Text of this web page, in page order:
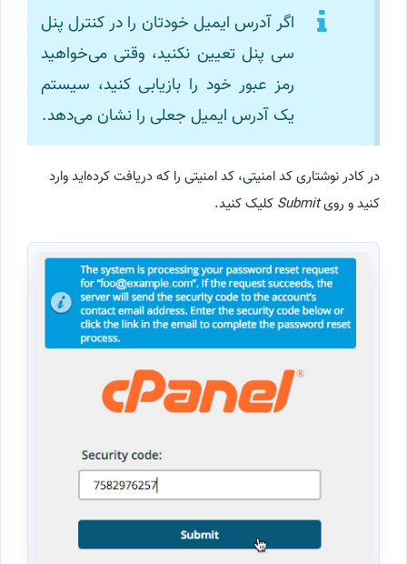
اگر آدرس ایمیل خودتان را در کنترل پنل
سی پنل تعیین نکنید، وقتی می‌خواهید
رمز عبور خود را بازیابی کنید، سیستم
یک آدرس ایمیل جعلی را نشان می‌دهد.
در کادر نوشتاری کد امنیتی، کد امنیتی را که دریافت کرده‌اید وارد
کنید و رویSubmit کلیک کنید.